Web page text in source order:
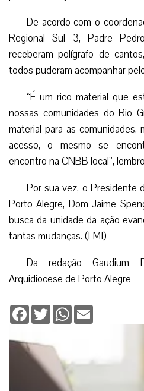
De acordo com o
Regional Sul 3, Padre
receberam polígrafo de
todos puderam acompanhar
“É um rico material que
nossas comunidades do Rio
material para as
acesso, o mesmo se
encontro na CNBB local”,
Por sua vez, o Presidente
Porto Alegre, Dom Jaime
busca da unidade da ação
tantas mudanças. (LMI)
Da redação Gaudium
Arquidiocese de Porto Alegre
Facebook
TwitterWhatsApp